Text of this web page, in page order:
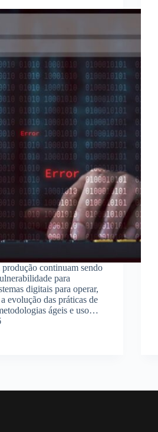
continuam sendo
para
digitais para operar,
evolução das práticas de
ágeis e uso…